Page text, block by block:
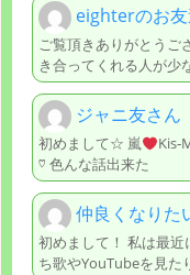
eighterのお
ご覧頂きありがとうご
き合ってくれる人が少
ジャニ友さん
初めまして☆ 嵐
♡ 色んな話出来た
仲良くなりた
初めまして！ 私は最
ち歌やYouTubeを見た